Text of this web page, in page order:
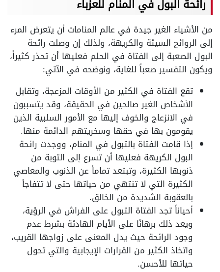
رائحة البول في المنام للعزباء
من الأشياء الغير جيدة في عالم المنامات أن يتعرض المرء
إلى الروائح السيئة والكريهة، ولذلك إن وصلت رائحة
البول الصعبة إلى الفتاة في الحلم فعليها أن تحذر كثيراً،
ويكون التفسير صعباً للغاية، ونوضحه في الآتي:
تقع الفتاة في الكثير من الأوقات المزعجة، وتقابل
الأشخاص الغير صالحين في الحقيقة، وقد يتسببون
في الانزعاج والخوف إليها مع الأمور السلبية الذين
يقومون بها في حقها وسخريتهم الدائمة منها.
إذا قامت الفتاة بالتبول في المنام، ووجدت رائحة
البول الكريهة فعليها أن تسرع إلى التوبة من
ذنوبها الكثيرة، وتبتعد تماماً عن الذنوب والمعاصي
الكثيرة التي لا تنتهي من حياتها حتى لا تتفاجأ
بالعقوبة الشديدة من الخالق.
أحياناً تجد الفتاة التبول على الفراش في الرؤية،
ويعد ذلك برهانًا على الأيام الهادئة بشرط عدم
وجود الرائحة حيث يدل المعنى على زواجها القريب،
واتخاذ الكثير من القرارات الإيجابية والتي تحول
حياتها للأحسن.